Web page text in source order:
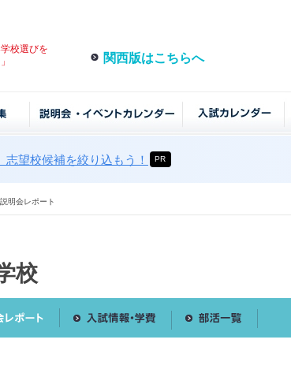
校選びを
関西版はこちらへ
望校候補を絞り込もう！ PR
明会レポート
校